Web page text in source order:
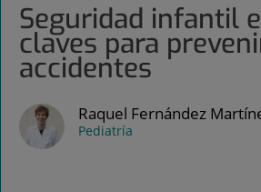
Seguridad infantil
claves para
accidentes
Raquel Fernández
Pediatría